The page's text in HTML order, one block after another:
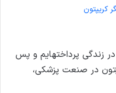
کریپتون
در زندگی پرداخته­­ایم و پس
در صنعت پزشکی،